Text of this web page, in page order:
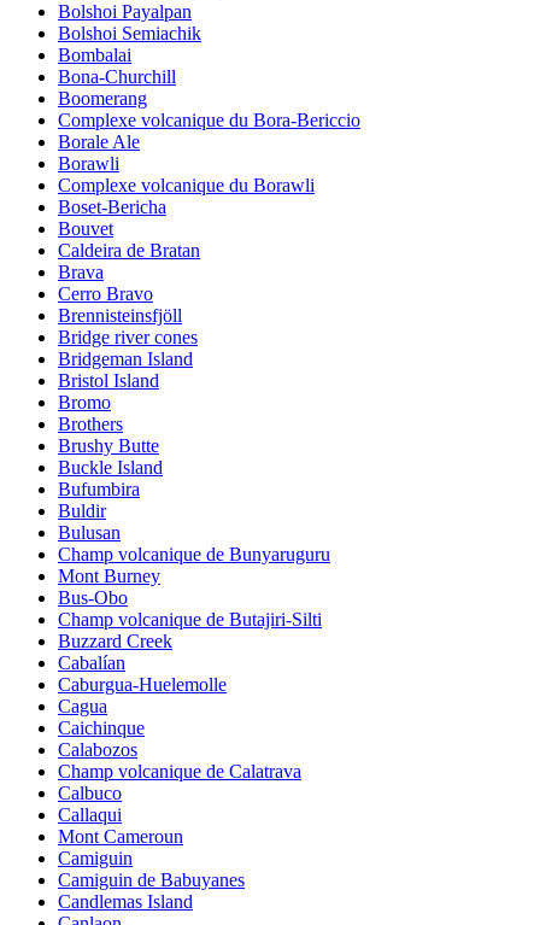
Bolshoi Payalpan
Bolshoi Semiachik
Bombalai
Bona-Churchill
Boomerang
Complexe volcanique du Bora-Bericcio
Borale Ale
Borawli
Complexe volcanique du Borawli
Boset-Bericha
Bouvet
Caldeira de Bratan
Brava
Cerro Bravo
Brennisteinsfjöll
Bridge river cones
Bridgeman Island
Bristol Island
Bromo
Brothers
Brushy Butte
Buckle Island
Bufumbira
Buldir
Bulusan
Champ volcanique de Bunyaruguru
Mont Burney
Bus-Obo
Champ volcanique de Butajiri-Silti
Buzzard Creek
Cabalían
Caburgua-Huelemolle
Cagua
Caichinque
Calabozos
Champ volcanique de Calatrava
Calbuco
Callaqui
Mont Cameroun
Camiguin
Camiguin de Babuyanes
Candlemas Island